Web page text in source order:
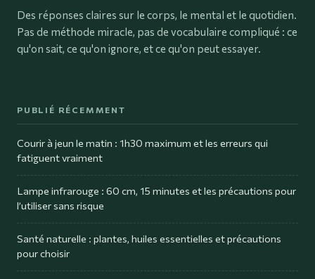
Des réponses claires sur le corps, le mental et le quotidien.
Pas de méthode miracle, pas de vocabulaire compliqué : ce
qu'on sait, ce qu'on ignore, et ce qu'on peut essayer.
PUBLIÉ RÉCEMMENT
Courir à jeun le matin : 1h30 maximum et les erreurs qui
fatiguent vraiment
Lampe infrarouge : 60 cm, 15 minutes et les précautions pour
l’utiliser sans risque
Santé naturelle : plantes, huiles essentielles et précautions
pour choisir